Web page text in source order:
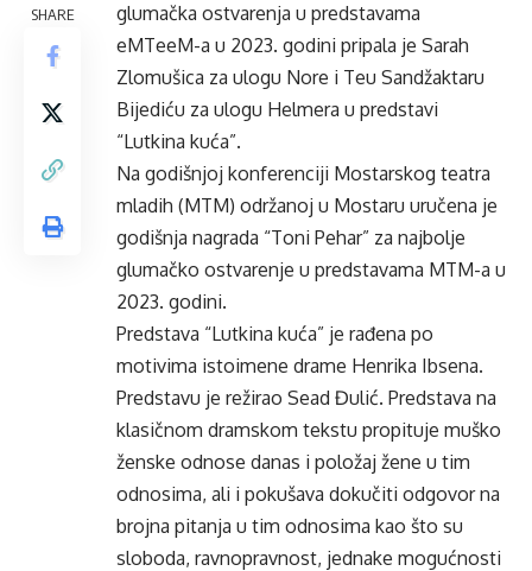
SHARE
glumačka ostvarenja u predstavama
eMTeeM-a u 2023. godini pripala je Sarah
Zlomušica za ulogu Nore i Teu Sandžaktaru
Bijediću za ulogu Helmera u predstavi
“Lutkina kuća”.
Na godišnjoj konferenciji Mostarskog teatra
mladih (MTM) održanoj u Mostaru uručena je
godišnja nagrada “Toni Pehar” za najbolje
glumačko ostvarenje u predstavama MTM-a u
2023. godini.
Predstava “Lutkina kuća” je rađena po
motivima istoimene drame Henrika Ibsena.
Predstavu je režirao Sead Đulić. Predstava na
klasičnom dramskom tekstu propituje muško
ženske odnose danas i položaj žene u tim
odnosima, ali i pokušava dokučiti odgovor na
brojna pitanja u tim odnosima kao što su
sloboda, ravnopravnost, jednake mogućnosti